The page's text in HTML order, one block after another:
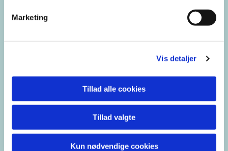
Marketing
Vis detaljer
Tillad alle cookies
Tillad valgte
Kun nødvendige cookies
Brorsons Kirke
Rantzausgade 49
35 35 98 22